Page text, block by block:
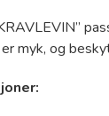
myk, og